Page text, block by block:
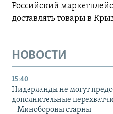
Российский
доставлять товары в
НОВОСТИ
15:40
Нидерланды не могут
дополнительные
– Минобороны старны